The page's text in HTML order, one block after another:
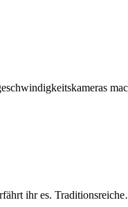
ihr es.